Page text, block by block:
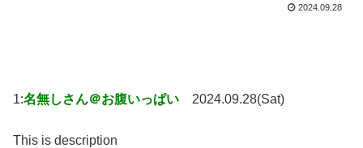
2024.09.28
1:名無しさん＠お腹いっぱい 2024.09.28(Sat)
This is description